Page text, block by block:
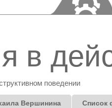
в
поведении
Вершинина Список